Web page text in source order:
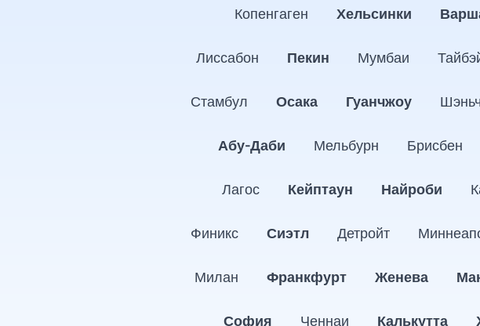
Копенгаген Хельсинки
Лиссабон Пекин Мумбаи
Стамбул Осака Гуанчжоу
Абу-Даби Мельбурн Брисбен
Лагос Кейптаун Найроби
Финикс Сиэтл Детройт
Милан Франкфурт Женева
София Ченнаи Калькутта